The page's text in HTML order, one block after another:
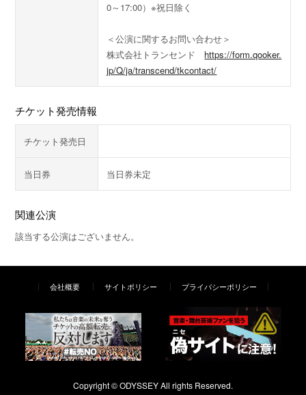
0～17:00）※祝日除く
＜公演に関するお問い合わせ＞
株式会社トランセンド https://form.qooker.
jp/Q/ja/transcend/tkcontact/
チケット発売情報
チケット発売日
当日券 当日券未定
関連公演
該当する公演はございません。
会社概要 サイトポリシー プライバシーポリシー
Copyright © ODYSSEY All rights Reserved.